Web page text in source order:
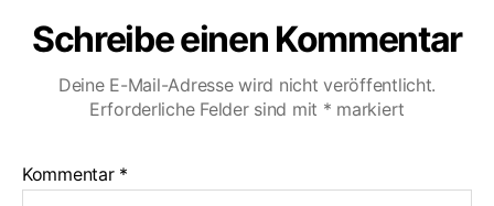
Schreibe einen Kommentar
Deine E-Mail-Adresse wird nicht veröffentlicht.
Erforderliche Felder sind mit * markiert
Kommentar *